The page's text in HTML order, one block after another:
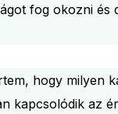
fog okozni és
hogy milyen
kapcsolódik az